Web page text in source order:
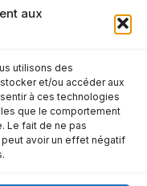
aux
utilisons des
et/ou accéder aux
à ces technologies
que le comportement
Le fait de ne pas
avoir un effet négatif